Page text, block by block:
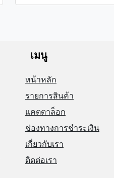
เมนู
หน้าหลัก
รายการสินค้า
แคตตาล็อก
ช่องทางการชำระเงิน
เกี่ยวกับเรา
ติดต่อเรา